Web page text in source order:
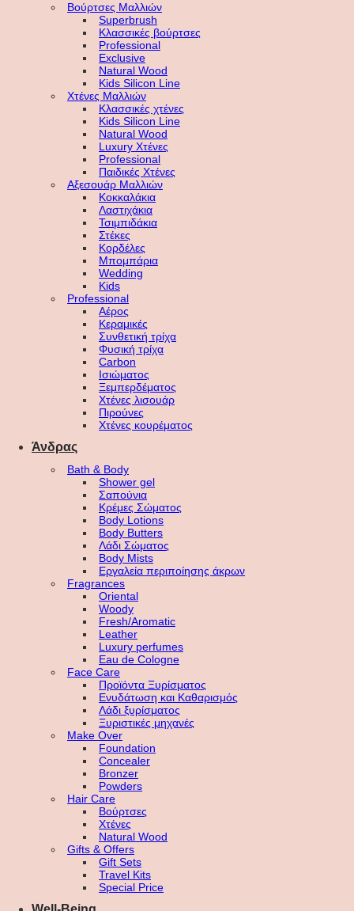
Βούρτσες Μαλλιών
Superbrush
Κλασσικές βούρτσες
Professional
Exclusive
Natural Wood
Kids Silicon Line
Χτένες Μαλλιών
Κλασσικές χτένες
Kids Silicon Line
Natural Wood
Luxury Χτένες
Professional
Παιδικές Χτένες
Αξεσουάρ Μαλλιών
Κοκκαλάκια
Λαστιχάκια
Τσιμπιδάκια
Στέκες
Κορδέλες
Μπομπάρια
Wedding
Kids
Professional
Αέρος
Κεραμικές
Συνθετική τρίχα
Φυσική τρίχα
Carbon
Ισιώματος
Ξεμπερδέματος
Χτένες λισουάρ
Πιρούνες
Χτένες κουρέματος
Άνδρας
Bath & Body
Shower gel
Σαπούνια
Κρέμες Σώματος
Body Lotions
Body Butters
Λάδι Σώματος
Body Mists
Εργαλεία περιποίησης άκρων
Fragrances
Oriental
Woody
Fresh/Aromatic
Leather
Luxury perfumes
Eau de Cologne
Face Care
Προϊόντα Ξυρίσματος
Ενυδάτωση και Καθαρισμός
Λάδι ξυρίσματος
Ξυριστικές μηχανές
Make Over
Foundation
Concealer
Bronzer
Powders
Hair Care
Βούρτσες
Χτένες
Natural Wood
Gifts & Offers
Gift Sets
Travel Kits
Special Price